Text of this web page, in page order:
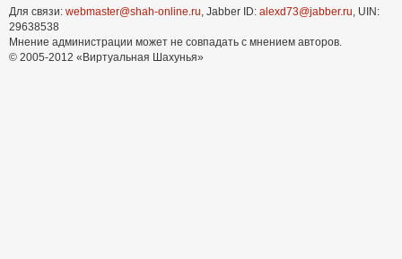
Для связи: webmaster@shah-online.ru , Jabber ID: alexd73@jabber.ru , UIN:
29638538
Мнение администрации может не совпадать с мнением авторов.
© 2005-2012 «Виртуальная Шахунья»